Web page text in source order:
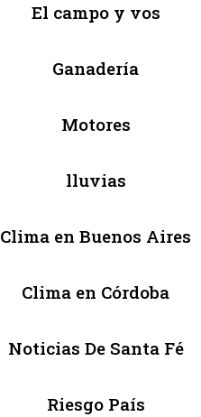
El campo y vos
Ganadería
Motores
lluvias
Clima en Buenos Aires
Clima en Córdoba
Noticias De Santa Fé
Riesgo País